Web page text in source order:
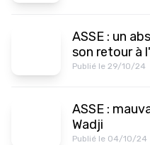
ASSE : un
son retour à
Publié le 29/10/24
ASSE :
Wadji
Publié le 04/10/24